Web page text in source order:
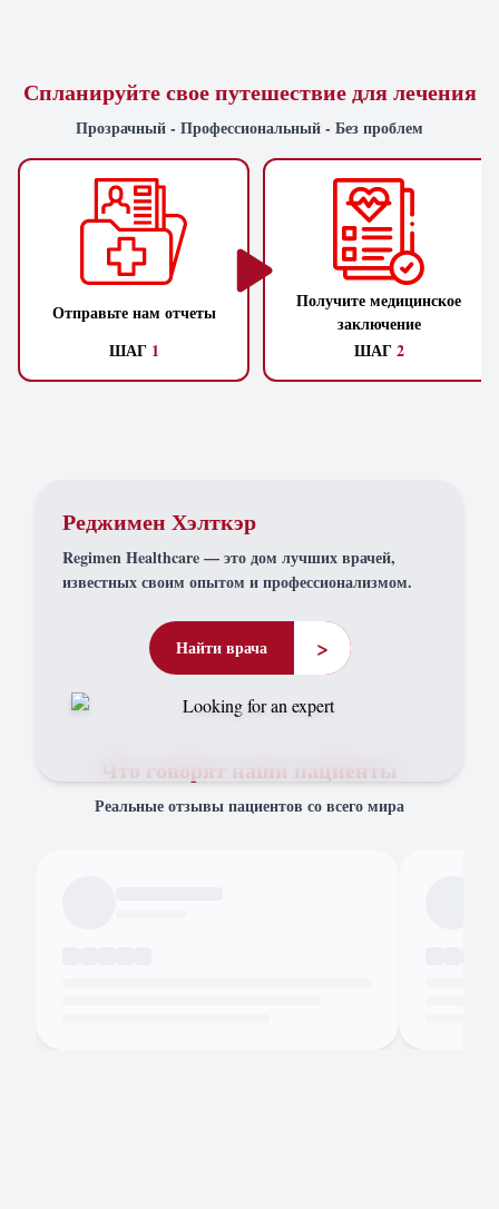
Спланируйте свое путешествие для лечения
Прозрачный - Профессиональный - Без проблем
Отправьте нам отчеты
ШАГ 1
Получите медицинское
заключение
ШАГ2
Реджимен Хэлткэр
Regimen Healthcare — это дом лучших врачей,
известных своим опытом и профессионализмом.
Найти врача >
Что говорят наши пациенты
Реальные отзывы пациентов со всего мира